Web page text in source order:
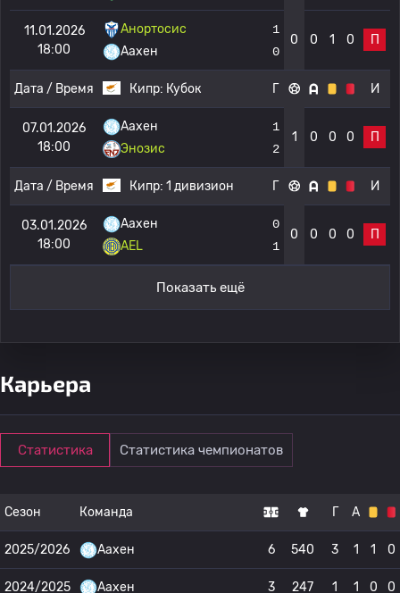
11.01.2026
18:00
Анортосис
Аахен
1
0
0 0 1 0 П
Дата / Время Кипр: Кубок Г И
07.01.2026
18:00
Аахен
Энозис
1
2
1 0 0 0 П
Дата / Время Кипр: 1 дивизион Г И
03.01.2026
18:00
Аахен
AEL
0
1
0 0 0 0 П
Показать ещё
Карьера
Статистика Статистика чемпионатов
Сезон Команда Г А
2025/2026 Аахен 6 540 3 1 1 0
2024/2025 Аахен 3 247 1 1 0 0